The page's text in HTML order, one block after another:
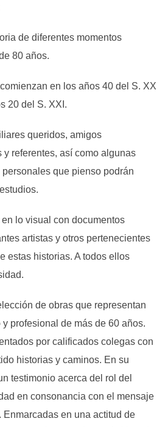
de diferentes momentos
80 años.
en los años 40 del S. XX
20 del S. XXI.
queridos, amigos
y referentes, así como algunas
que pienso podrán
lo visual con documentos
artistas y otros pertenecientes
estas historias. A todos ellos
de obras que representan
profesional de más de 60 años.
por calificados colegas con
historias y caminos. En su
testimonio acerca del rol del
en consonancia con el mensaje
Enmarcadas en una actitud de